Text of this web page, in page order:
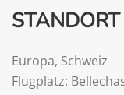
STANDORT
Europa, Schweiz
Flugplatz: